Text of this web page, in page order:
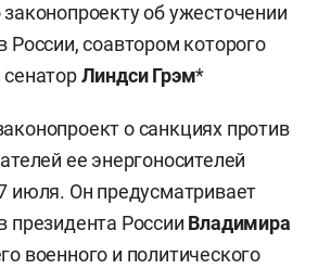
об ужесточении
России, соавтором которого
Линдси Грэм*
о санкциях против
ее энергоносителей
июля. Он предусматривает
президента России Владимира
военного и политического